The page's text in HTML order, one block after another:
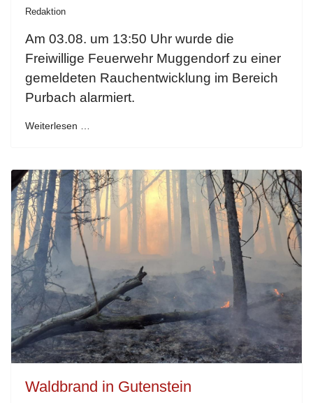
Redaktion
Am 03.08. um 13:50 Uhr wurde die
Freiwillige Feuerwehr Muggendorf zu einer
gemeldeten Rauchentwicklung im Bereich
Purbach alarmiert.
Weiterlesen …
Waldbrand in Gutenstein